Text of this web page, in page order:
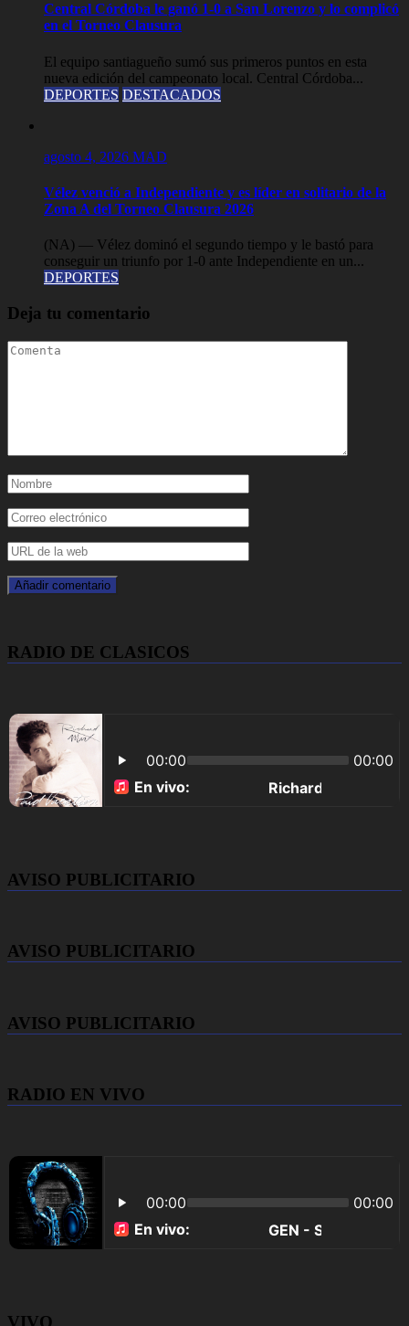
Central Córdoba le ganó 1-0 a San Lorenzo y lo complicó
en el Torneo Clausura
El equipo santiagueño sumó sus primeros puntos en esta
nueva edición del campeonato local. Central Córdoba...
DEPORTES DESTACADOS
agosto 4, 2026 MAD
Vélez venció a Independiente y es líder en solitario de la
Zona A del Torneo Clausura 2026
(NA) — Vélez dominó el segundo tiempo y le bastó para
conseguir un triunfo por 1-0 ante Independiente en un...
DEPORTES
Deja tu comentario
RADIO DE CLASICOS
AVISO PUBLICITARIO
AVISO PUBLICITARIO
AVISO PUBLICITARIO
RADIO EN VIVO
VIVO